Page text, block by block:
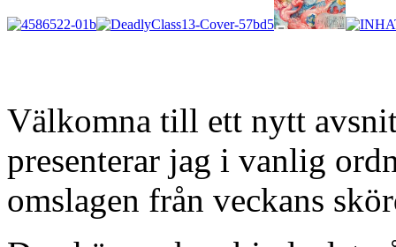
Välkomna till ett nytt
presenterar jag i vanlig
omslagen från veckans